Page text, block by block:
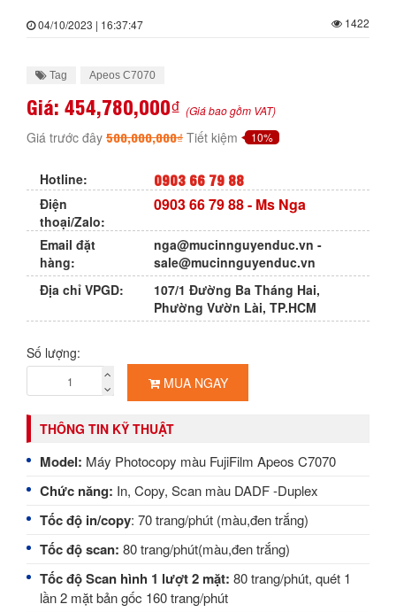
04/10/2023 | 16:37:47 1422
Tag Apeos C7070
Giá: 454,780,000₫ (Giá bao gồm VAT)
Giá trước đây 500,000,000₫ Tiết kiệm 10%
Hotline: 0903 66 79 88
Điện
thoại/Zalo:
0903 66 79 88- Ms Nga
Email đặt
hàng:
nga@mucinnguyenduc.vn -
sale@mucinnguyenduc.vn
Địa chỉ VPGD:
107/1 Đường Ba Tháng Hai,
Phường Vườn Lài, TP.HCM
Số lượng:
MUA NGAY
THÔNG TIN KỸ THUẬT
Model: Máy Photocopy màu FujiFilm Apeos C7070
Chức năng: In, Copy, Scan màu DADF -Duplex
Tốc độ in/copy: 70 trang/phút (màu,đen trắng)
Tốc độ scan: 80trang/phút(màu,đen trắng)
Tốc độ Scan hình 1 lượt 2 mặt: 80 trang/phút, quét 1
lần 2 mặt bản gốc 160 trang/phút